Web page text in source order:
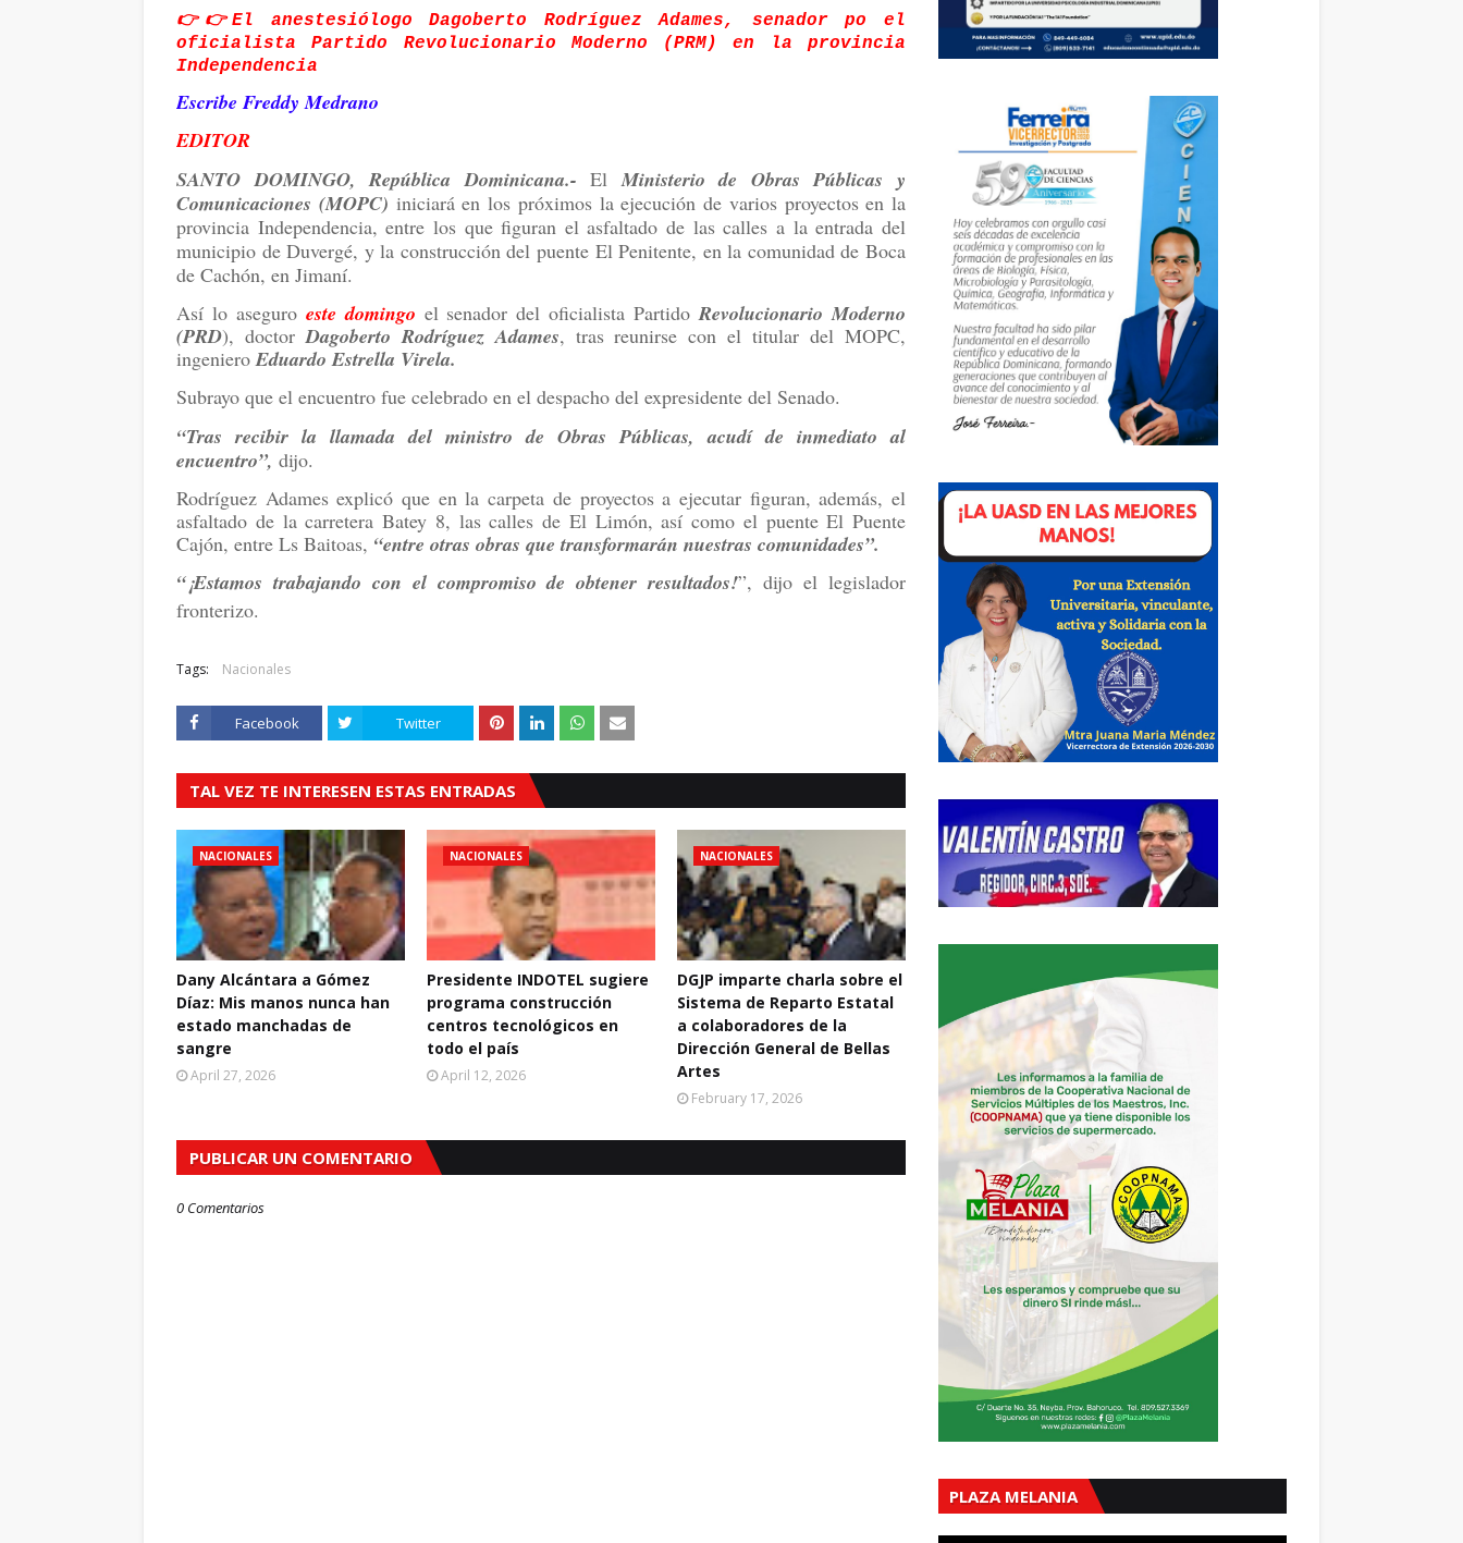
👉👉El anestesiólogo Dagoberto Rodríguez Adames, senador po el
oficialista Partido Revolucionario Moderno (PRM) en la provincia
Independencia
Escribe Freddy Medrano
EDITOR
SANTO DOMINGO, República Dominicana.- ElMinisterio de Obras Públicas y
Comunicaciones (MOPC) iniciará en los próximos la ejecución de varios proyectos en la
provincia Independencia, entre los que figuran el asfaltado de las calles a la entrada del
municipio de Duvergé, y la construcción del puente El Penitente, en la comunidad de Boca
de Cachón, en Jimaní.
Así lo aseguro este domingo el senador del oficialista PartidoRevolucionario Moderno
(PRD), doctorDagoberto Rodríguez Adames, tras reunirse con el titular del MOPC,
ingenieroEduardo Estrella Virela.
Subrayo que el encuentro fue celebrado en el despacho del expresidente del Senado.
“Tras recibir la llamada del ministro de Obras Públicas, acudí de inmediato al
encuentro”, dijo.
Rodríguez Adames explicó que en la carpeta de proyectos a ejecutar figuran, además, el
asfaltado de la carretera Batey 8, las calles de El Limón, así como el puente El Puente
Cajón, entre Ls Baitoas, “entre otras obras que transformarán nuestras comunidades”.
“¡Estamos trabajando con el compromiso de obtener resultados!”, dijo el legislador
fronterizo.
Tags: Nacionales
Facebook Twitter
TAL VEZ TE INTERESEN ESTAS ENTRADAS
NACIONALES
Dany Alcántara a Gómez
Díaz: Mis manos nunca han
estado manchadas de
sangre
April 27, 2026
NACIONALES
Presidente INDOTEL sugiere
programa construcción
centros tecnológicos en
todo el país
April 12, 2026
NACIONALES
DGJP imparte charla sobre el
Sistema de Reparto Estatal
a colaboradores de la
Dirección General de Bellas
Artes
February 17, 2026
PUBLICAR UN COMENTARIO
0 Comentarios
PLAZA MELANIA